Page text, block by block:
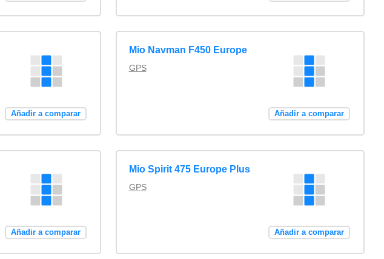
Añadir a comparar
Mio Navman F450 Europe
GPS
Añadir a comparar
Añadir a comparar
Mio Spirit 475 Europe Plus
GPS
Añadir a comparar